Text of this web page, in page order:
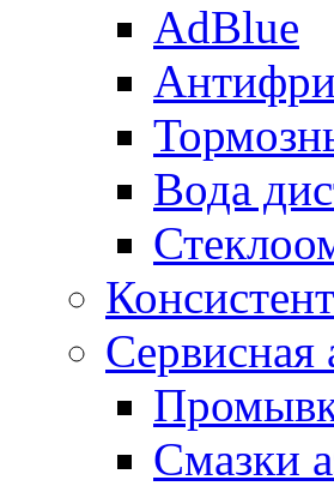
AdBlue
Вода
Сервисная
Смазки